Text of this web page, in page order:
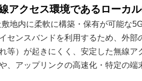
アクセス環境であるローカ
地内に柔軟に構築・保有が可能な
センスバンドを利用するため、外
等）が起きにくく、安定した無線ア
、アップリンクの高速化・特定の端